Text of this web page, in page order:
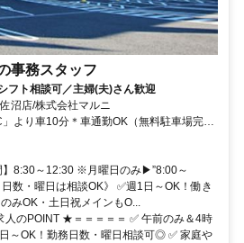
事務スタッフ
フト相談可／主婦(夫)さん歓迎
沼店/株式会社マルニ
より車10分＊車通勤OK（無料駐車場完
】8:30～12:30 ※月曜日のみ▶”8:00～
数・曜日は相談OK》 ✅週1日～OK！働き
みOK・土日祝メインもO...
のPOINT ★＝＝＝＝＝ ✅ 午前のみ＆4時
～OK！勤務日数・曜日相談可◎ ✅ 家庭や